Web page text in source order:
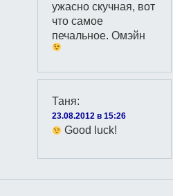
ужасно скучная, вот
что самое
печальное. Омэйн
Таня:
23.08.2012 в 15:26
Good luck!